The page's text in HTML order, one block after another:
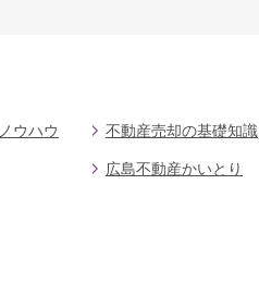
ウハウ 不動産売却の基礎知識
広島不動産かいとり